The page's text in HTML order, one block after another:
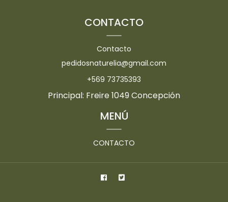
CONTACTO
Contacto
pedidosnaturelia@gmail.com
+569 73735393
Principal: Freire 1049 Concepción
MENÚ
CONTACTO